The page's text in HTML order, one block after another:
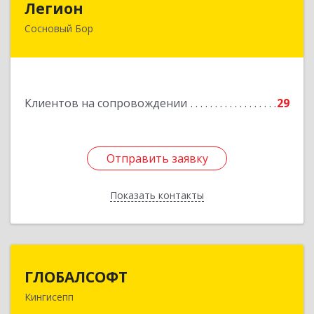
Легион
Сосновый Бор
Клиентов на сопровождении 29
Отправить заявку
Показать контакты
188544, Ленинградская обл, Сосновый Бор г,
Отправить заявку
Назад
ГЛОБАЛСОФТ
Кингисепп
188485, Ленинградская обл, Кингисеппский р-н,